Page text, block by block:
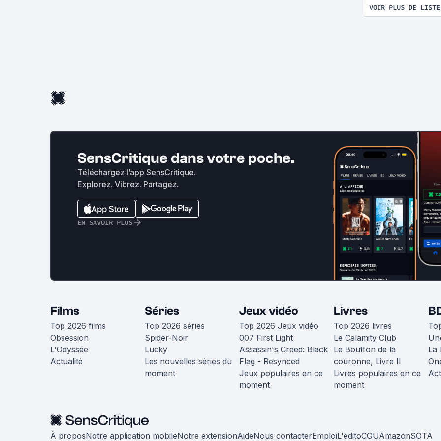
VOIR PLUS DE
SensCritique dans votre poche.
Téléchargez l’app SensCritique.
Explorez. Vibrez. Partagez.
EN SAVOIR PLUS
Films
Top 2026 films
Obsession
L'Odyssée
Actualité
Séries
Top 2026 séries
Spider-Noir
Lucky
Les nouvelles séries du
moment
Jeux vidéo
Top 2026 Jeux vidéo
007 First Light
Assassin's Creed: Black
Flag - Resynced
Jeux populaires en ce
moment
Livres
Top 2026 livres
Le Calamity Club
Le Bouffon de la
couronne, Livre II
Livres populaires en ce
moment
La
À proposNotre application mobileNotre extensionAideNous contacterEmploiL'éditoCGUAmazonSOTA